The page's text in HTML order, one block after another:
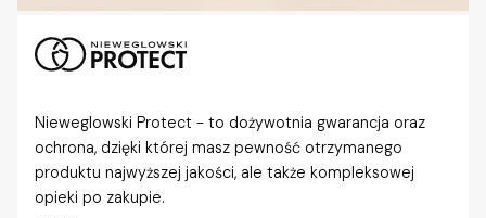
Nieweglowski Protect - to dożywotnia gwarancja oraz
ochrona, dzięki której masz pewność otrzymanego
produktu najwyższej jakości, ale także kompleksowej
opieki po zakupie.